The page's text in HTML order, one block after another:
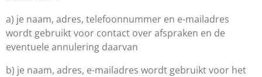
a) je naam, adres, telefoonnummer en e-mailadres
wordt gebruikt voor contact over afspraken en de
eventuele annulering daarvan
b) je naam, adres, e-mailadres wordt gebruikt voor het